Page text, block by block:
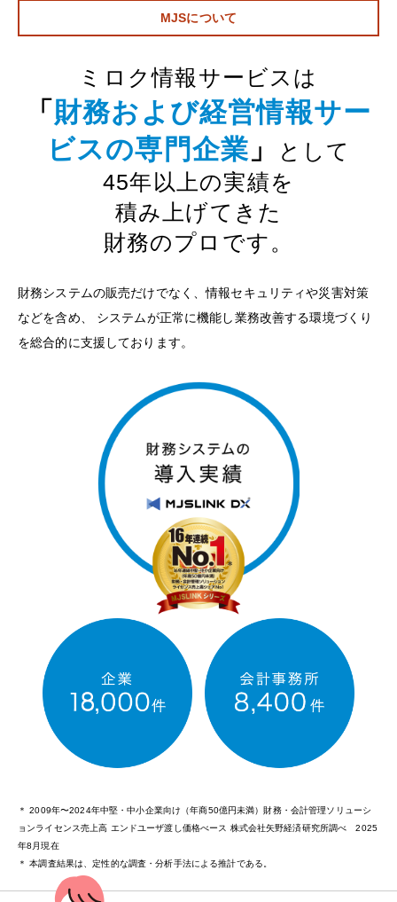
MJSについて
ミロク情報サービスは
「 財務および経営情報サー
ビスの専門企業 」
として
45年以上の実績を
積み上げてきた
財務のプロです。
財務システムの販売だけでなく、情報セキュリティや災害対策
などを含め、
システムが正常に機能し業務改善する環境づくり
を総合的に支援しております。
＊ 2009年〜2024年中堅・中小企業向け（年商50億円未満）財務・会計管理ソリューシ
ョンライセンス売上高 エンドユーザ渡し価格べース 株式会社矢野経済研究所調べ 2025
年8月現在
＊ 本調査結果は、定性的な調査・分析手法による推計である。